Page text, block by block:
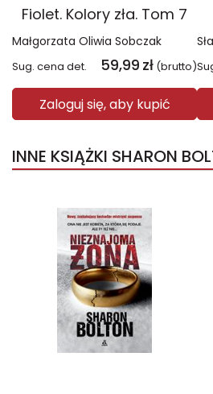
Fiolet. Kolory zła. Tom 7
Małgorzata Oliwia Sobczak
Sug. cena det. 59,99 zł (brutto)
Zaloguj się, aby kupić
INNE KSIĄŻKI SHARON